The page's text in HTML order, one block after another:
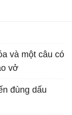
và một câu có
vở
đùng dấu